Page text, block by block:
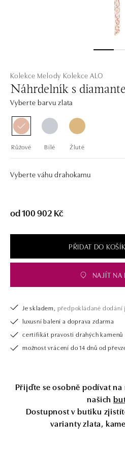
Kolekce Melody Kolekce ALO
Náhrdelník s
Vyberte barvu zlata
Růžové Bílé Žluté
Vyberte váhu drahokamu
od 100 902 Kč
PŘIDAT DO
NAJÍT NA
Je skladem, předpokládané dodání
luxusní balení a doprava zdarma
certifikát pravosti drahých kamenů
možnost vrácení do 14 dnů od
Přijďte se osobně podívat
našich
Dostupnost v butiku
varianty zlata,